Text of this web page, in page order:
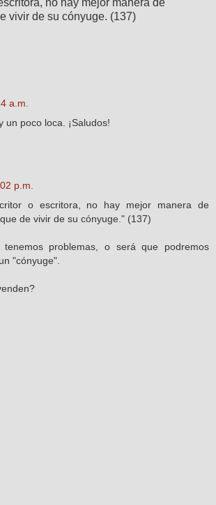
vivir de su cónyuge. (137)
a.m.
un poco loca. ¡Saludos!
p.m.
o escritora, no hay mejor manera de
de vivir de su cónyuge." (137)
tenemos problemas, o será que podremos
"cónyuge".